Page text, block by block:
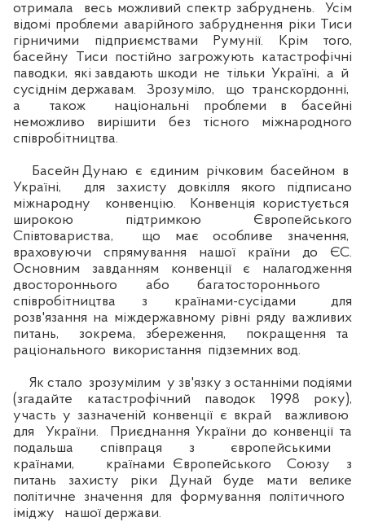
отримала весь можливий спектр забруднень. Усім
відомі проблеми аварійного забруднення ріки Тиси
гірничими підприємствами Румунії. Крім того,
басейну Тиси постійно загрожують катастрофічні
паводки, які завдають шкоди не тільки Україні, а й
сусіднім державам. Зрозуміло, що транскордонні,
а також національні проблеми в басейні
неможливо вирішити без тісного міжнародного
співробітництва.
Басейн Дунаю є єдиним річковим басейном в
Україні, для захисту довкілля якого підписано
міжнародну конвенцію. Конвенція користується
широкою підтримкою Європейського
Співтовариства, що має особливе значення,
враховуючи спрямування нашої країни до ЄС.
Основним завданням конвенції є налагодження
двостороннього або багатостороннього
співробітництва з країнами-сусідами для
розв'язання на міждержавному рівні ряду важливих
питань, зокрема, збереження, покращення та
раціонального використання підземних вод.
Як стало зрозумілим у зв'язку з останніми подіями
(згадайте катастрофічний паводок 1998 року),
участь у зазначеній конвенції є вкрай важливою
для України. Приєднання України до конвенції та
подальша співпраця з європейськими
країнами, країнами Європейського Союзу з
питань захисту ріки Дунай буде мати велике
політичне значення для формування політичного
іміджу нашої держави.